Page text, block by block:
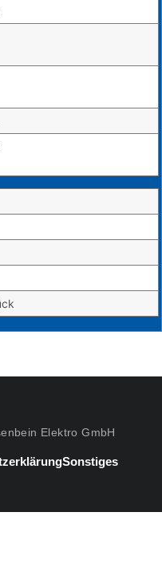
Elektro GmbH
Sonstiges